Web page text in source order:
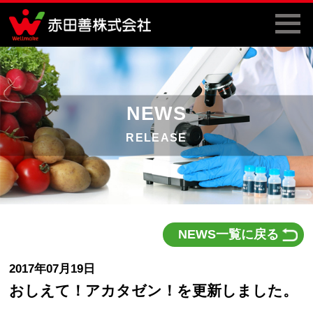
NEWS
RELEASE
NEWS一覧に戻る
2017年07月19日
おしえて！アカタゼン！を更新しました。